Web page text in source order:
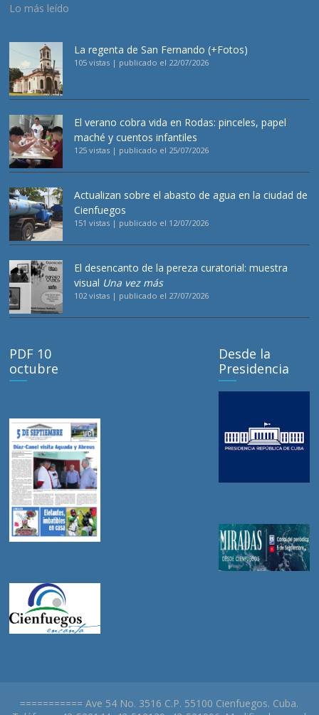
Lo más leído
La regenta de San Fernando (+Fotos)
105 vistas | publicado el 22/07/2026
El verano cobra vida en Rodas: pinceles, papel
maché y cuentos infantiles
125 vistas | publicado el 25/07/2026
Actualizan sobre el abasto de agua en la ciudad de
Cienfuegos
151 vistas | publicado el 12/07/2026
El desencanto de la pereza curatorial: muestra
visual Una vez más
102 vistas | publicado el 27/07/2026
PDF 10
octubre
Desde la
Presidencia
=========== Ave 54 No. 3516 C.P. 55100 Cienfuegos. Cuba.